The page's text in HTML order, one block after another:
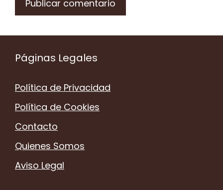
Páginas Legales
Política de Privacidad
Política de Cookies
Contacto
Quienes Somos
Aviso Legal